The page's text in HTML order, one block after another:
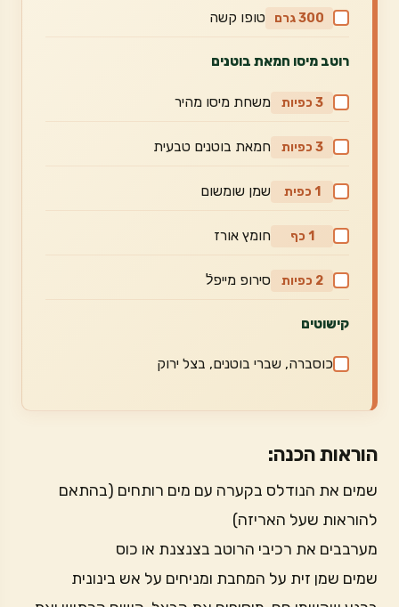
300 גרם טופו קשה
רוטב מיסו חמאת בוטנים
3 כפיות משחת מיסו מהיר
3 כפיות חמאת בוטנים טבעית
1 כפית שמן שומשום
1 כף חומץ אורז
2 כפיות סירופ מייפלֿ
קישוטים
כוסברה, שברי בוטנים, בצל ירוק
הוראות הכנה:
שמים את הנודלס בקערה עם מים רותחים (בהתאם
להוראות שעל האריזה)
מערבבים את רכיבי הרוטב בצנצנת או כוס
שמים שמן זית על המחבת ומניחים על אש בינונית